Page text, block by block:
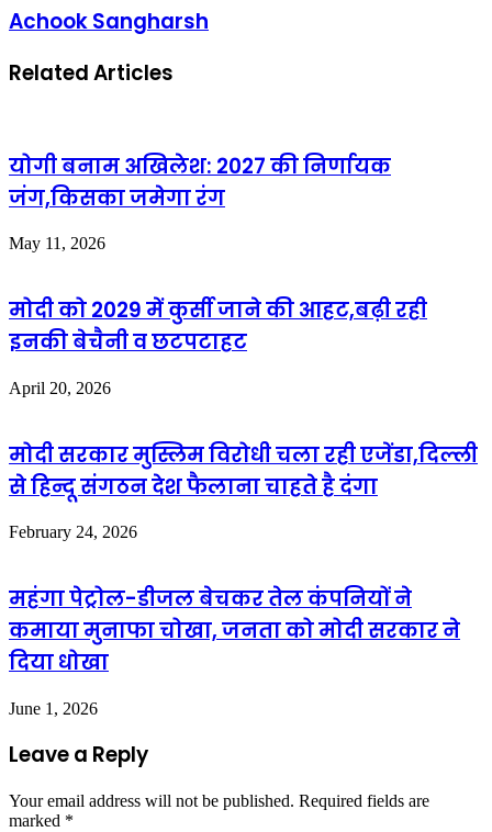
Achook Sangharsh
Related Articles
योगी बनाम अखिलेश: 2027 की निर्णायक
जंग,किसका जमेगा रंग
May 11, 2026
मोदी को 2029 में कुर्सी जाने की आहट,बढ़ी रही
इनकी बेचैनी व छटपटाहट
April 20, 2026
मोदी सरकार मुस्लिम विरोधी चला रही एजेंडा,दिल्ली
से हिन्दू संगठन देश फैलाना चाहते है दंगा
February 24, 2026
महंगा पेट्रोल-डीजल बेचकर तेल कंपनियों ने
कमाया मुनाफा चोखा, जनता को मोदी सरकार ने
दिया धोखा
June 1, 2026
Leave a Reply
Your email address will not be published. Required fields are
marked *